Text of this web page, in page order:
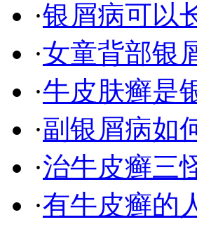
·银屑病可以
·女童背部银
·牛皮肤癣是
·副银屑病如
·治牛皮癣三
·有牛皮癣的